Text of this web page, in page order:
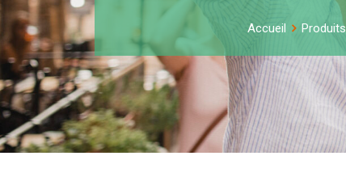
Accueil Produits